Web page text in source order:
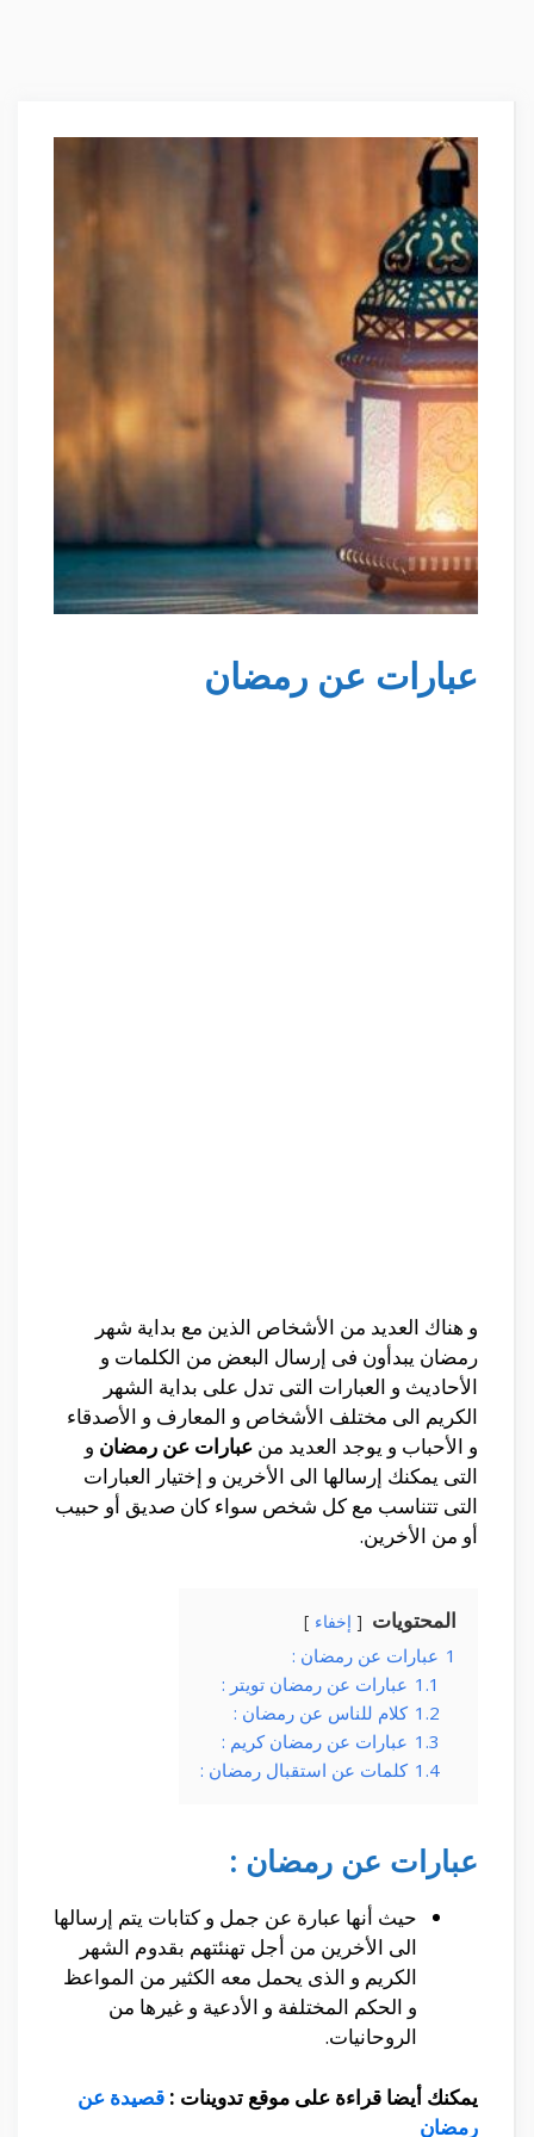
عبارات عن رمضان
و هناك العديد من الأشخاص الذين مع بداية شهر
رمضان يبدأون فى إرسال البعض من الكلمات و
الأحاديث و العبارات التى تدل على بداية الشهر
الكريم الى مختلف الأشخاص و المعارف و الأصدقاء
و الأحباب و يوجد العديد من عبارات عن رمضان و
التى يمكنك إرسالها الى الأخرين و إختيار العبارات
التى تتناسب مع كل شخص سواء كان صديق أو حبيب
أو من الأخرين.
المحتويات إخفاء
1 عبارات عن رمضان :
1.1 عبارات عن رمضان تويتر :
1.2 كلام للناس عن رمضان :
1.3 عبارات عن رمضان كريم :
1.4 كلمات عن استقبال رمضان :
عبارات عن رمضان :
حيث أنها عبارة عن جمل و كتابات يتم إرسالها
الى الأخرين من أجل تهنئتهم بقدوم الشهر
الكريم و الذى يحمل معه الكثير من المواعظ
و الحكم المختلفة و الأدعية و غيرها من
الروحانيات.
يمكنك أيضا قراءة على موقع تدوينات : قصيدة عن
رمضان